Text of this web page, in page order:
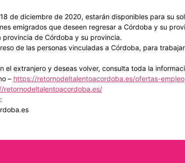
de diciembre de 2020, estarán disponibles para su
emigrados que deseen regresar a Córdoba y su
de Córdoba y su provincia.
de las personas vinculadas a Córdoba, para
el extranjero y deseas volver, consulta toda la
– https://retornodeltalentoacordoba.es/ofertas-empleo
retornodeltalentoacordoba.es/